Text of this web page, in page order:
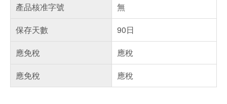
產品核准字號
無
保存天數
90日
應免稅
應稅
應免稅
應稅